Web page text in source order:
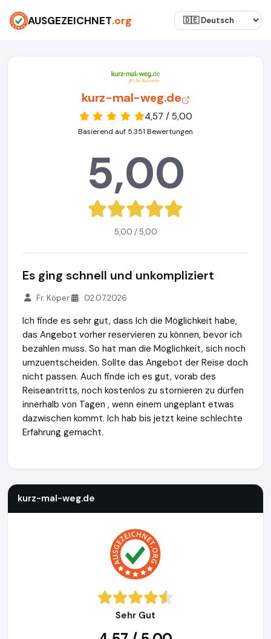
AUSGEZEICHNET.org
kurz-mal-weg.de
4,57 / 5,00
Basierend auf 5.351 Bewertungen
5,00
5,00 / 5,00
Es ging schnell und unkompliziert
Fr. Köper 02.07.2026
Ich finde es sehr gut, dass Ich die Möglichkeit habe,
das Angebot vorher reservieren zu können, bevor ich
bezahlen muss. So hat man die Möglichkeit, sich noch
umzuentscheiden. Sollte das Angebot der Reise doch
nicht passen. Auch finde ich es gut, vorab des
Reiseantritts, noch kostenlos zu stornieren zu dürfen
innerhalb von Tagen , wenn einem ungeplant etwas
dazwischen kommt. Ich hab bis jetzt keine schlechte
Erfahrung gemacht.
kurz-mal-weg.de
Sehr Gut